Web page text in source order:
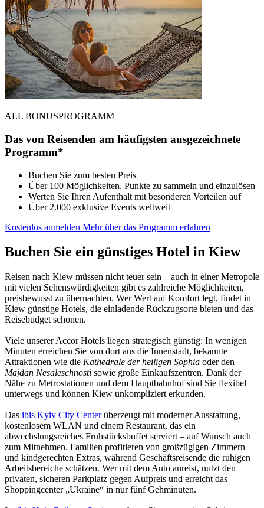
ALL BONUSPROGRAMM
Das von Reisenden am häufigsten ausgezeichnete
Programm*
Buchen Sie zum besten Preis
Über 100 Möglichkeiten, Punkte zu sammeln und einzulösen
Werten Sie Ihren Aufenthalt mit besonderen Vorteilen auf
Über 2.000 exklusive Events weltweit
Kostenlos anmelden Mehr über das Programm erfahren
Buchen Sie ein günstiges Hotel in Kiew
Reisen nach Kiew müssen nicht teuer sein – auch in einer Metropole
mit vielen Sehenswürdigkeiten gibt es zahlreiche Möglichkeiten,
preisbewusst zu übernachten. Wer Wert auf Komfort legt, findet in
Kiew günstige Hotels, die einladende Rückzugsorte bieten und das
Reisebudget schonen.
Viele unserer Accor Hotels liegen strategisch günstig: In wenigen
Minuten erreichen Sie von dort aus die Innenstadt, bekannte
Attraktionen wie die Kathedrale der heiligen Sophia oder den
Majdan Nesaleschnosti sowie große Einkaufszentren. Dank der
Nähe zu Metrostationen und dem Hauptbahnhof sind Sie flexibel
unterwegs und können Kiew unkompliziert erkunden.
Das ibis Kyiv City Centerüberzeugt mit moderner Ausstattung,
kostenlosem WLAN und einem Restaurant, das ein
abwechslungsreiches Frühstücksbuffet serviert – auf Wunsch auch
zum Mitnehmen. Familien profitieren von großzügigen Zimmern
und kindgerechten Extras, während Geschäftsreisende die ruhigen
Arbeitsbereiche schätzen. Wer mit dem Auto anreist, nutzt den
privaten, sicheren Parkplatz gegen Aufpreis und erreicht das
Shoppingcenter „Ukraine“ in nur fünf Gehminuten.